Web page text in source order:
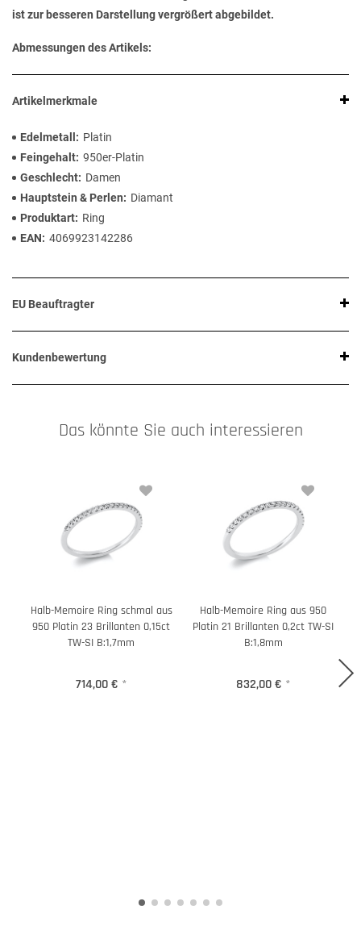
ist zur besseren Darstellung vergrößert abgebildet.
Abmessungen des Artikels:
Artikelmerkmale
Edelmetall
Platin
Feingehalt 950er-Platin
Geschlecht
Damen
Hauptstein & Perlen
Diamant
Produktart
Ring
EAN
4069923142286
EU Beauftragter
Kundenbewertung
Das könnte Sie auch interessieren
Halb-Memoire Ring schmal aus
950 Platin 23 Brillanten 0,15ct
TW-SI B:1,7mm
714,00 € *
Halb-Memoire Ring aus 950
Platin 21 Brillanten 0,2ct TW-SI
B:1,8mm
832,00 € *